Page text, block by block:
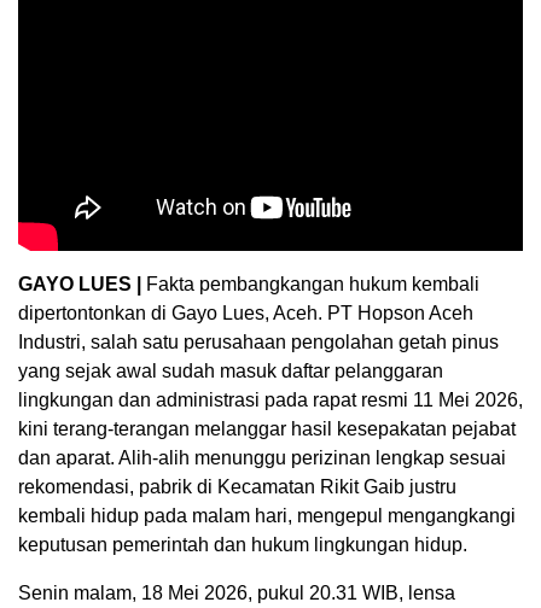
GAYO LUES |
Fakta pembangkangan hukum kembali
dipertontonkan di Gayo Lues, Aceh. PT Hopson Aceh
Industri, salah satu perusahaan pengolahan getah pinus
yang sejak awal sudah masuk daftar pelanggaran
lingkungan dan administrasi pada rapat resmi 11 Mei 2026,
kini terang-terangan melanggar hasil kesepakatan pejabat
dan aparat. Alih-alih menunggu perizinan lengkap sesuai
rekomendasi, pabrik di Kecamatan Rikit Gaib justru
kembali hidup pada malam hari, mengepul mengangkangi
keputusan pemerintah dan hukum lingkungan hidup.
Senin malam, 18 Mei 2026, pukul 20.31 WIB, lensa